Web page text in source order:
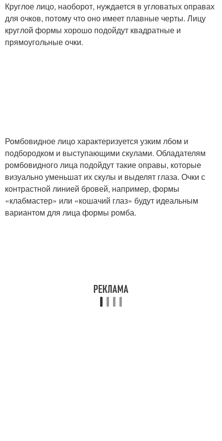
Круглое лицо, наоборот, нуждается в угловатых оправах
для очков, потому что оно имеет плавные черты. Лицу
круглой формы хорошо подойдут квадратные и
прямоугольные очки.
Ромбовидное лицо характеризуется узким лбом и
подбородком и выступающими скулами. Обладателям
ромбовидного лица подойдут такие оправы, которые
визуально уменьшат их скулы и выделят глаза. Очки с
контрастной линией бровей, например, формы
«клабмастер» или «кошачий глаз» будут идеальным
вариантом для лица формы ромба.